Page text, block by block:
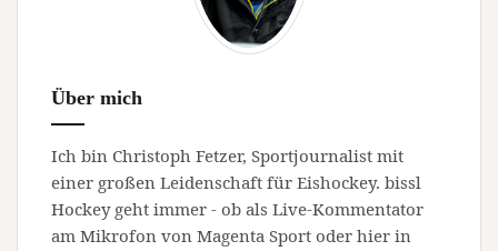
Über mich
Ich bin Christoph Fetzer, Sportjournalist mit
einer großen Leidenschaft für Eishockey. bissl
Hockey geht immer - ob als Live-Kommentator
am Mikrofon von Magenta Sport oder hier in